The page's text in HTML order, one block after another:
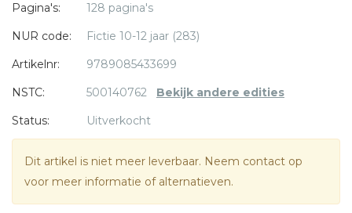
Ridderkerk. zijn boeken worden graag gelezen door tieners
van 10-14 jaar. Mijnders won meerdere keren de
Pagina's:
128 pagina's
NUR code:
Fictie 10-12 jaar (283)
Artikelnr:
9789085433699
NSTC:
500140762 Bekijk andere edities
Status:
Uitverkocht
Dit artikel is niet meer leverbaar. Neem contact op
voor meer informatie of alternatieven.